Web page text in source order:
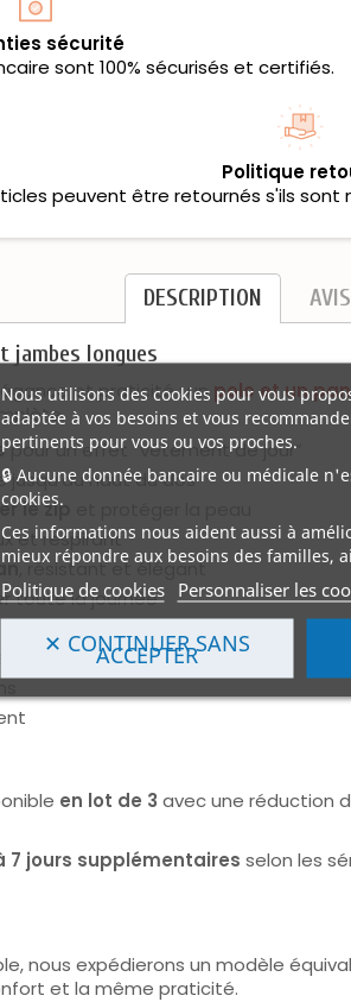
sécurité
sont 100% sécurisés et certifiés.
Politique
peuvent être retournés s'ils sont
DESCRIPTION
jambes longues
et praticité : unpolo et un
pour un effet “vêtement de jour”
jusqu’au haut du dos
le zip
et respirant
, résistant et élégant
toute la journée
ou Alzheimer
en lot de 3 avec une réduction
7 jours supplémentaires selon les
nous expédierons un modèle
et la même praticité.
Nous utilisons des cookies pour vous
adaptée à vos besoins et vous
pertinents pour vous ou vos proches.
🔒 Aucune donnée bancaire ou médicale
cookies.
Ces informations nous aident aussi à
mieux répondre aux besoins des familles,
Politique de cookies Personnaliser les
✕ CONTINUER SANS
ACCEPTER